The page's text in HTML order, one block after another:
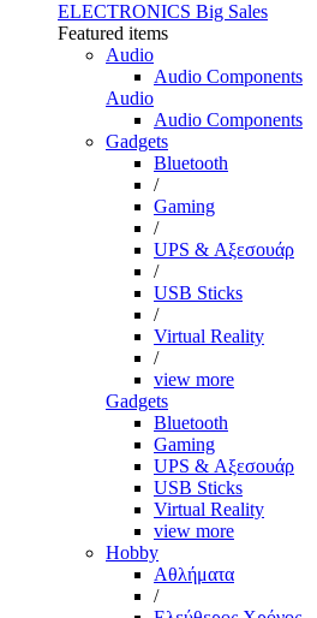
ELECTRONICS Big Sales
Featured items
Audio
Audio Components
Audio
Audio Components
Gadgets
Bluetooth
/
Gaming
/
UPS & Αξεσουάρ
/
USB Sticks
/
Virtual Reality
/
view more
Gadgets
Bluetooth
Gaming
UPS & Αξεσουάρ
USB Sticks
Virtual Reality
view more
Hobby
Αθλήματα
/